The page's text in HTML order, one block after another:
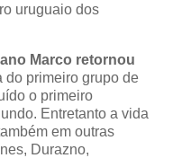
uruguaio dos
Marco retornou
do primeiro grupo de
o primeiro
Entretanto a vida
em outras
Durazno,